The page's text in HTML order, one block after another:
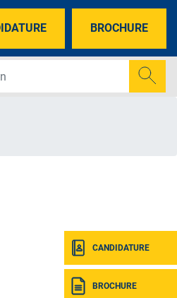
BROCHURE
CANDIDATURE
BROCHURE